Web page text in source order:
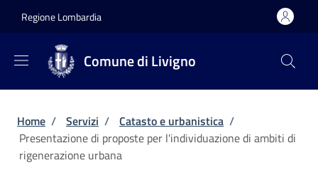
Regione Lombardia
Comune di Livigno
Briciole di pane
Home / Servizi / Catasto e urbanistica /
Presentazione di proposte per l'individuazione di ambiti di
rigenerazione urbana